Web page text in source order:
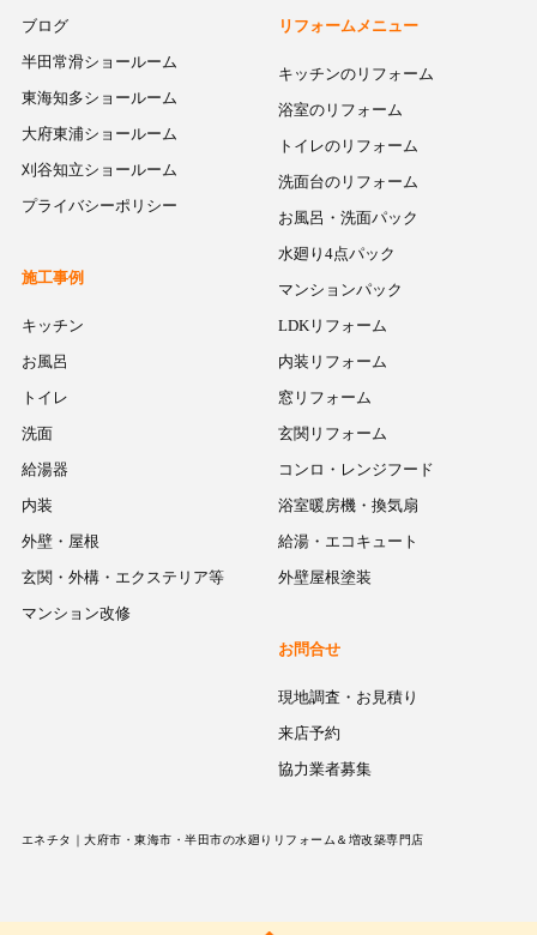
ブログ
半田常滑ショールーム
東海知多ショールーム
大府東浦ショールーム
刈谷知立ショールーム
プライバシーポリシー
リフォームメニュー
キッチンのリフォーム
浴室のリフォーム
トイレのリフォーム
洗面台のリフォーム
お風呂・洗面パック
水廻り4点パック
マンションパック
LDKリフォーム
内装リフォーム
窓リフォーム
玄関リフォーム
コンロ・レンジフード
浴室暖房機・換気扇
給湯・エコキュート
外壁屋根塗装
施工事例
キッチン
お風呂
トイレ
洗面
給湯器
内装
外壁・屋根
玄関・外構・エクステリア等
マンション改修
お問合せ
現地調査・お見積り
来店予約
協力業者募集
エネチタ｜大府市・東海市・半田市の水廻りリフォーム＆増改築専門店